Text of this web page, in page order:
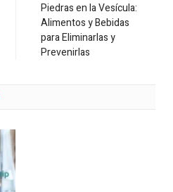
Piedras en la Vesícula:
Alimentos y Bebidas
para Eliminarlas y
Prevenirlas